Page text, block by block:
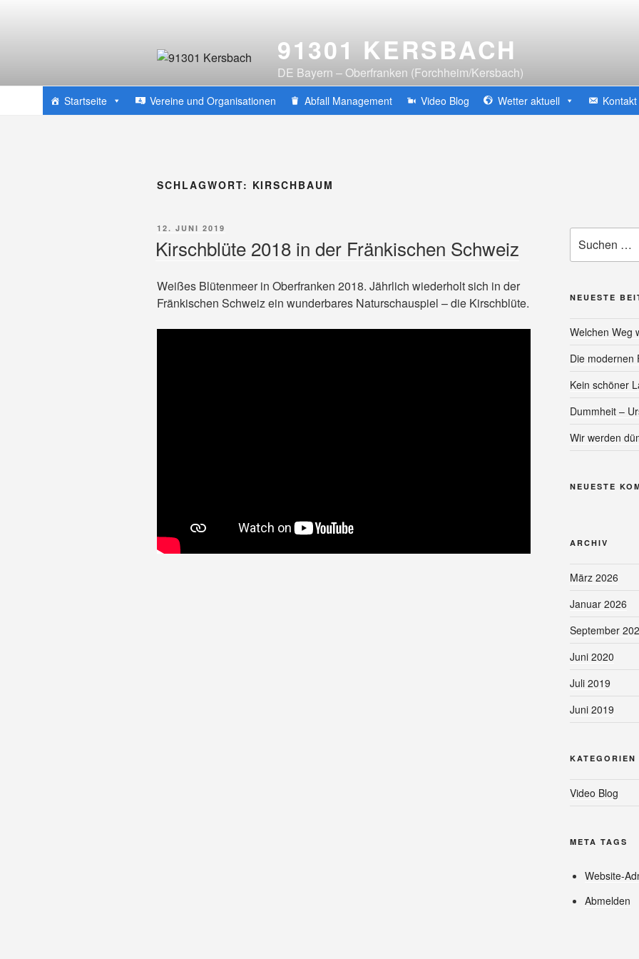
91301 KERSBACH
DE Bayern – Oberfranken (Forchheim/Kersbach)
Startseite Vereine und Organisationen Abfall Management Video Blog Wetter aktuell Kontakt
SCHLAGWORT: KIRSCHBAUM
VERÖFFENTLICHT
12. JUNI 2019
Kirschblüte 2018 in der Fränkischen Schweiz
Weißes Blütenmeer in Oberfranken 2018. Jährlich wiederholt sich in der
Fränkischen Schweiz ein wunderbares Naturschauspiel – die Kirschblüte.
nach:
NEUESTE
Welchen Weg
Die modernen
Kein schöner
Dummheit –
Wir werden
NEUESTE
ARCHIV
März 2026
Januar 2026
September
Juni 2020
Juli 2019
Juni 2019
KATEGORIEN
Video Blog
META TAGS
Website-
Abmelden